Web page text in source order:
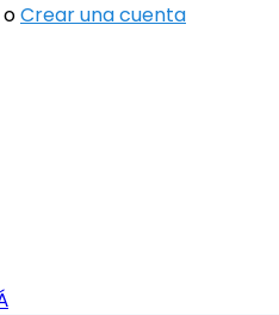
oCrear una cuenta